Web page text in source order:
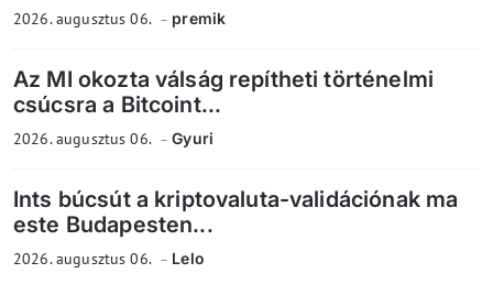
2026. augusztus 06. premik
Az MI okozta válság repítheti történelmi
csúcsra a Bitcoint...
2026. augusztus 06. Gyuri
Ints búcsút a kriptovaluta-validációnak ma
este Budapesten...
2026. augusztus 06. Lelo